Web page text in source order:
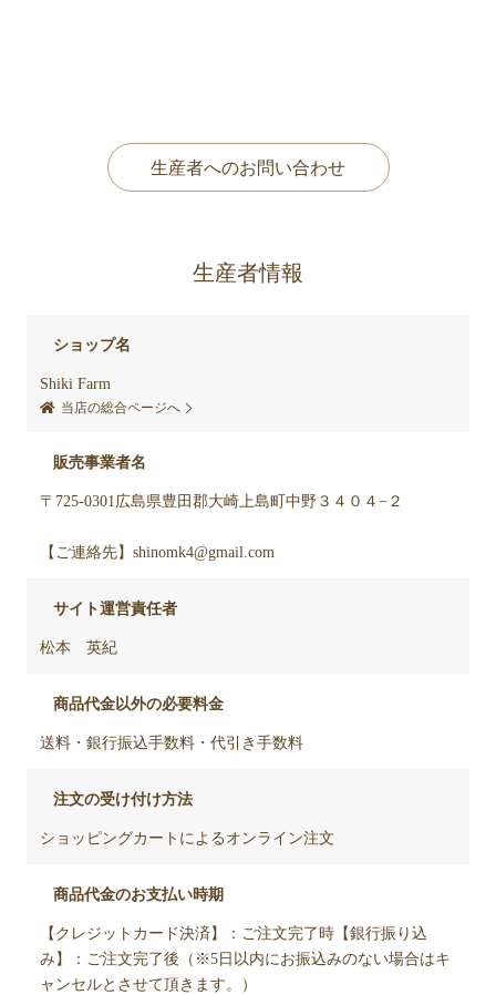
生産者へのお問い合わせ
生産者情報
ショップ名
Shiki Farm
当店の総合ページへ
販売事業者名
〒725-0301広島県豊田郡大崎上島町中野３４０４−２
【ご連絡先】shinomk4@gmail.com
サイト運営責任者
松本 英紀
商品代金以外の必要料金
送料・銀行振込手数料・代引き手数料
注文の受け付け方法
ショッピングカートによるオンライン注文
商品代金のお支払い時期
【クレジットカード決済】：ご注文完了時【銀行振り込
み】：ご注文完了後（※5日以内にお振込みのない場合はキ
ャンセルとさせて頂きます。）